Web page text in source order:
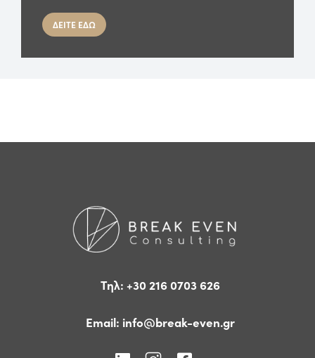
ΔΕΙΤΕ ΕΔΩ
Τηλ: +30 216 0703 626
Email: info@break-even.gr